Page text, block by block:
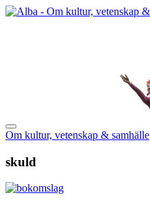
Om kultur, vetenskap & samhälle
skuld